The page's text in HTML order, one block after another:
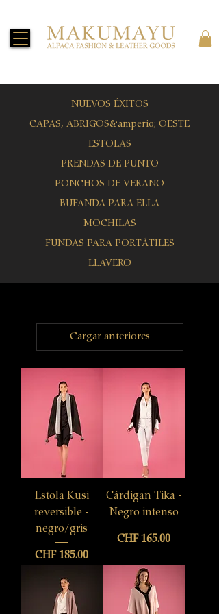
NUEVOS ÉXITOS
CAPAS, ABRIGOS&amperio; OESTE
ESTOLAS
PRENDAS DE PUNTO
PONCHOS DE VERANO
BUFANDA PARA ELLA
MOCHILAS
FUNDAS PARA PORTÁTILES
LLAVERO
Cargar anteriores
Estola Kusi
reversible -
negro/gris
Precio
CHF 185.00
Cárdigan Tika -
Negro intenso
Precio
CHF 165.00